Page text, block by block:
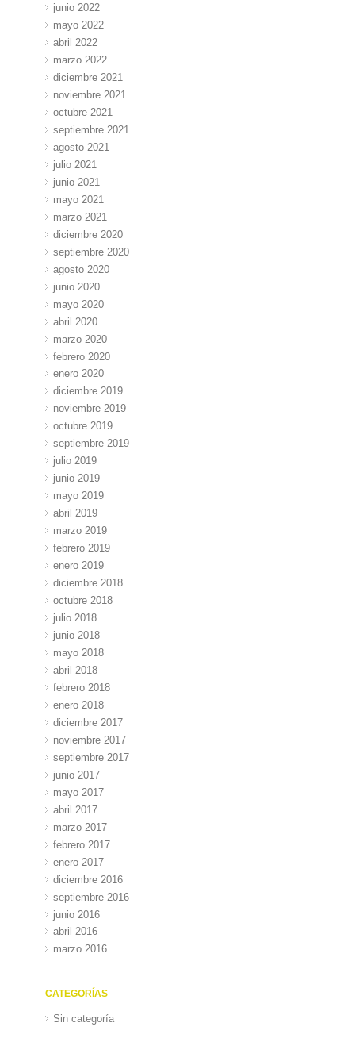
junio 2022
mayo 2022
abril 2022
marzo 2022
diciembre 2021
noviembre 2021
octubre 2021
septiembre 2021
agosto 2021
julio 2021
junio 2021
mayo 2021
marzo 2021
diciembre 2020
septiembre 2020
agosto 2020
junio 2020
mayo 2020
abril 2020
marzo 2020
febrero 2020
enero 2020
diciembre 2019
noviembre 2019
octubre 2019
septiembre 2019
julio 2019
junio 2019
mayo 2019
abril 2019
marzo 2019
febrero 2019
enero 2019
diciembre 2018
octubre 2018
julio 2018
junio 2018
mayo 2018
abril 2018
febrero 2018
enero 2018
diciembre 2017
noviembre 2017
septiembre 2017
junio 2017
mayo 2017
abril 2017
marzo 2017
febrero 2017
enero 2017
diciembre 2016
septiembre 2016
junio 2016
abril 2016
marzo 2016
CATEGORÍAS
Sin categoría